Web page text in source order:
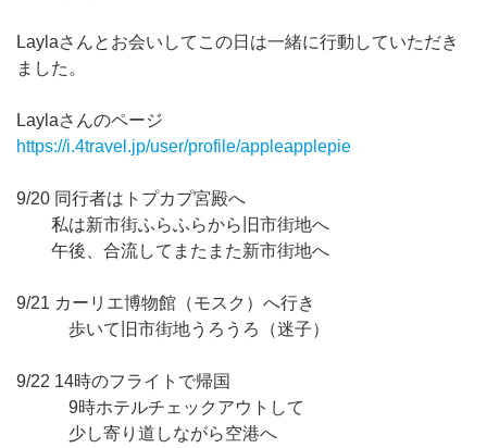
Laylaさんとお会いしてこの日は一緒に行動していただき
ました。
Laylaさんのページ
https://i.4travel.jp/user/profile/appleapplepie
9/20 同行者はトプカプ宮殿へ
私は新市街ふらふらから旧市街地へ
午後、合流してまたまた新市街地へ
9/21 カーリエ博物館（モスク）へ行き
歩いて旧市街地うろうろ（迷子）
9/22 14時のフライトで帰国
9時ホテルチェックアウトして
少し寄り道しながら空港へ